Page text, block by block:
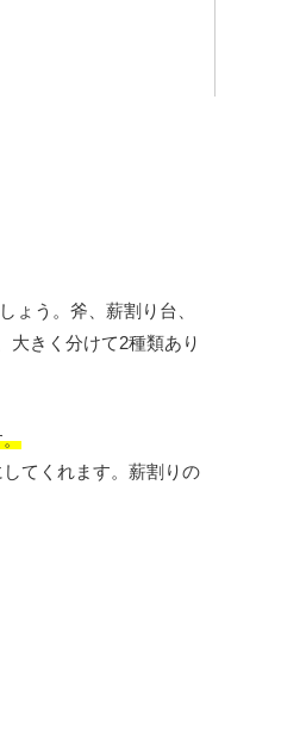
ょう。斧、薪割り台、
大きく分けて2種類あり
。
てくれます。薪割りの